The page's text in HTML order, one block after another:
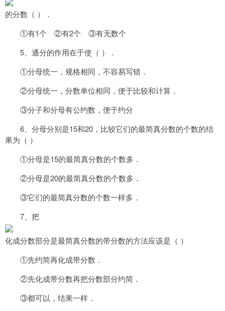
的分数（ ）．
①有1个 ②有2个 ③有无数个
5、通分的作用在于使（ ）．
①分母统一，规格相同，不容易写错．
②分母统一，分数单位相同，便于比较和计算．
③分子和分母有公约数，便于约分
6、分母分别是15和20，比较它们的最简真分数的个数的结
果为（ ）
①分母是15的最简真分数的个数多．
②分母是20的最简真分数的个数多．
③它们的最简真分数的个数一样多．
7、把
化成分数部分是最简真分数的带分数的方法应该是（ ）
①先约简再化成带分数．
②先化成带分数再把分数部分约简．
③都可以，结果一样．